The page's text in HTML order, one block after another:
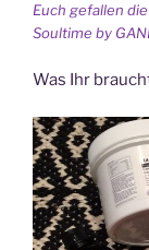
Euch gefallen
Soultime by
Was Ihr